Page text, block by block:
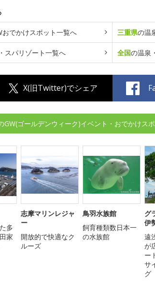
おでかけスポット一覧へ 三重県の温
スパリゾート一覧へ 全国の温泉
X(旧Twitter)でシェア
GW(ゴールデンウィーク)イベント・おでかけス
多
家
志摩マリンレジャ
ー
開放的で快適なク
ルーズ
鳥羽水族館
飼育種類数日本一
の水族館
グ
伊
遠
が
ー
サ
グ